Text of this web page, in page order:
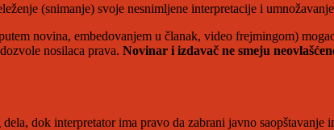
(snimanje) svoje nesnimljene interpretacije i
novina, embedovanjem u članak, video frejmingom)
nosilaca prava. Novinar i izdavač ne smeju
dok interpretator ima pravo da zabrani javno